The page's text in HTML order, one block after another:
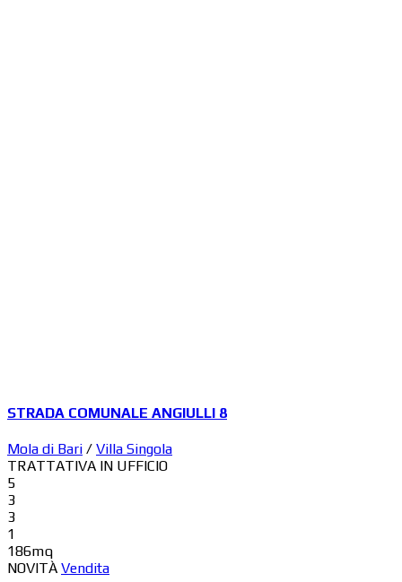
STRADA COMUNALE ANGIULLI 8
Mola di Bari / Villa Singola
TRATTATIVA IN UFFICIO
5
3
3
1
186mq
NOVITÀ Vendita